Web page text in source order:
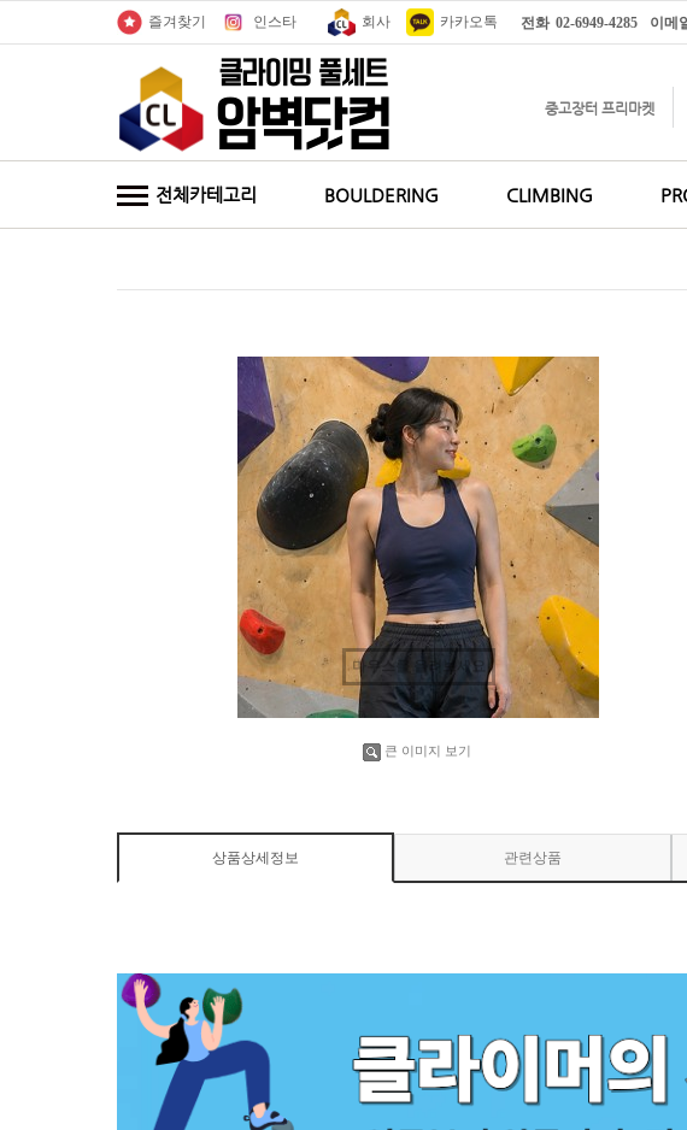
즐겨찾기 인스타 카카오톡
회사 전화 02-6949-4285 이메
중고장터 프리마켓
전체카테고리 BOULDERING CLIMBING
마우스를 올려보세요
큰 이미지 보기
상품상세정보 관련상품